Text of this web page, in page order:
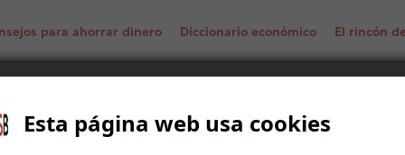
Esta página web usa cookies
para ahorrar dinero Diccionario económico El rincón
el orden que heredamos